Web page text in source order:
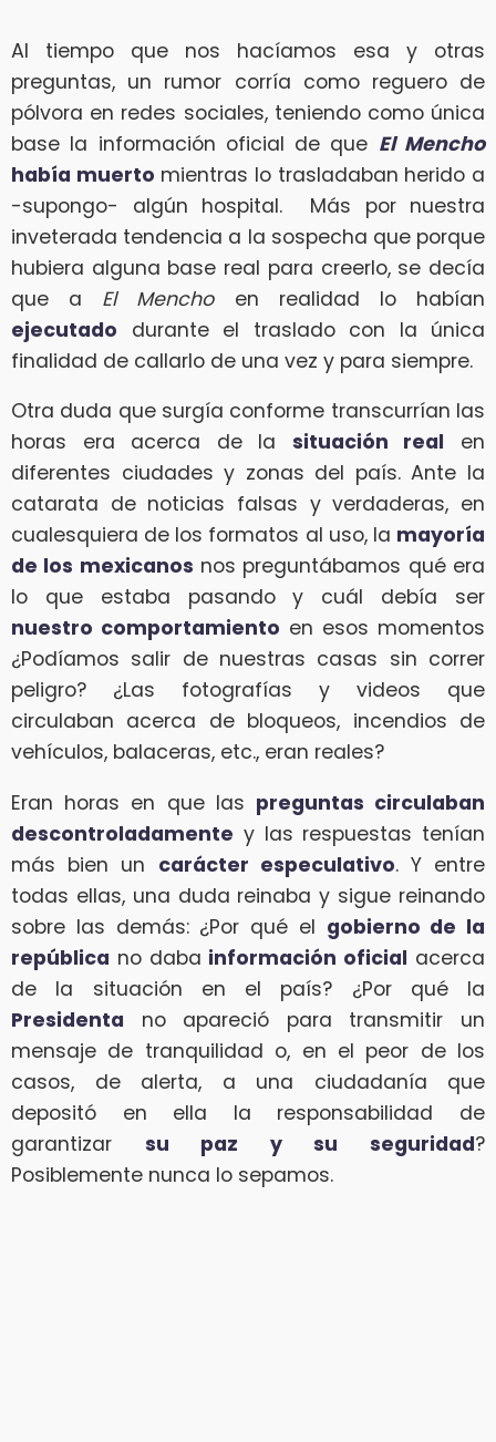
Al tiempo que nos hacíamos esa y otras
preguntas, un rumor corría como reguero de
pólvora en redes sociales, teniendo como única
base la información oficial de que El Mencho
había muerto mientras lo trasladaban herido a
-supongo- algún hospital. Más por nuestra
inveterada tendencia a la sospecha que porque
hubiera alguna base real para creerlo, se decía
que a El Menchoen realidad lo habían
ejecutado durante el traslado con la única
finalidad de callarlo de una vez y para siempre.
Otra duda que surgía conforme transcurrían las
horas era acerca de la situación real en
diferentes ciudades y zonas del país. Ante la
catarata de noticias falsas y verdaderas, en
cualesquiera de los formatos al uso, la mayoría
de los mexicanos nos preguntábamos qué era
lo que estaba pasando y cuál debía ser
nuestro comportamiento en esos momentos
¿Podíamos salir de nuestras casas sin correr
peligro? ¿Las fotografías y videos que
circulaban acerca de bloqueos, incendios de
vehículos, balaceras, etc., eran reales?
Eran horas en que las preguntas circulaban
descontroladamente y las respuestas tenían
más bien un carácter especulativo. Y entre
todas ellas, una duda reinaba y sigue reinando
sobre las demás: ¿Por qué el gobierno de la
república no daba información oficial acerca
de la situación en el país? ¿Por qué la
Presidenta no apareció para transmitir un
mensaje de tranquilidad o, en el peor de los
casos, de alerta, a una ciudadanía que
depositó en ella la responsabilidad de
garantizar su paz y su seguridad?
Posiblemente nunca lo sepamos.